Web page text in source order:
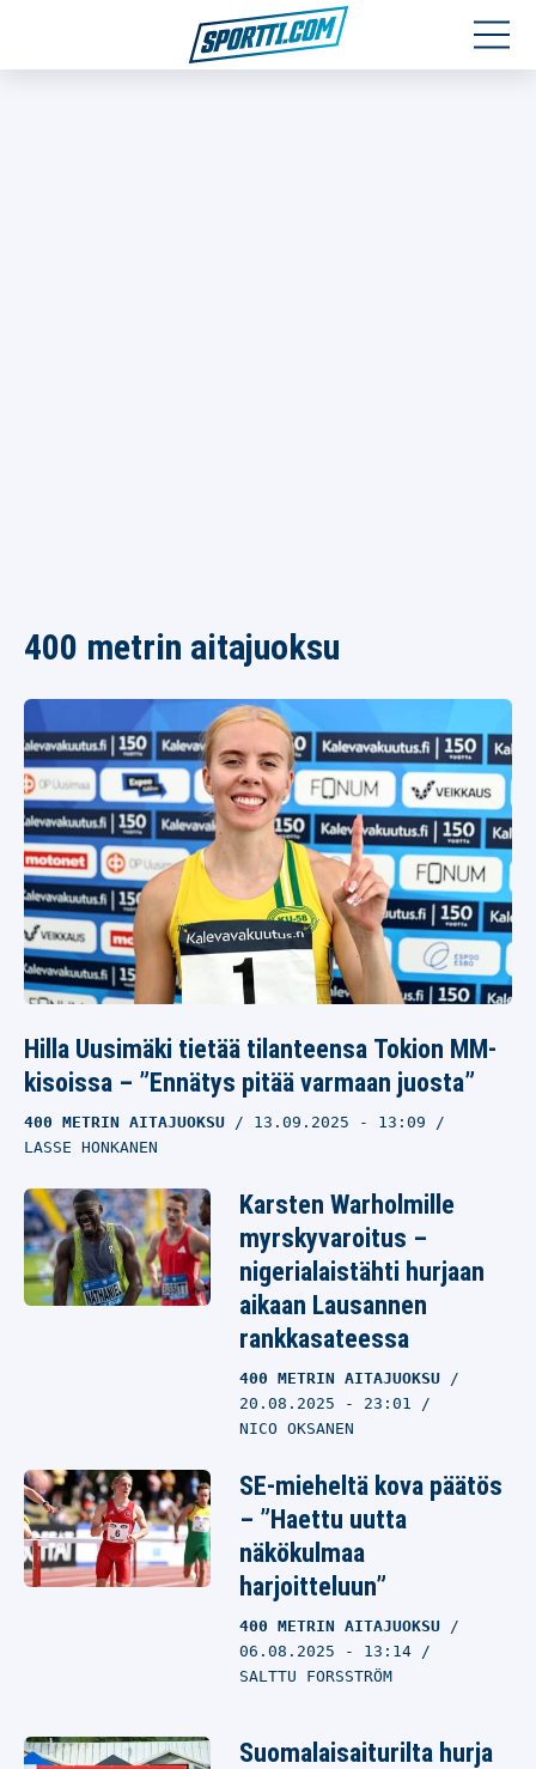
400 metrin aitajuoksu
Hilla Uusimäki tietää tilanteensa Tokion MM-
kisoissa – ”Ennätys pitää varmaan juosta”
400 METRIN AITAJUOKSU 13.09.2025 - 13:09
LASSE HONKANEN
Karsten Warholmille
myrskyvaroitus –
nigerialaistähti hurjaan
aikaan Lausannen
rankkasateessa
400 METRIN AITAJUOKSU
20.08.2025 - 23:01
NICO OKSANEN
SE-mieheltä kova päätös
– ”Haettu uutta
näkökulmaa
harjoitteluun”
400 METRIN AITAJUOKSU
06.08.2025 - 13:14
SALTTU FORSSTRÖM
Suomalaisaiturilta hurja